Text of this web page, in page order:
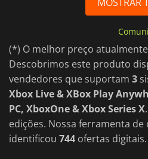
(*) O melhor preço
Descobrimos este produto
vendedores que suportam 3
Xbox Live & XBox Play
PC, XboxOne & Xbox Series X
edições. Nossa ferramenta
identificou 744 ofertas digitais.